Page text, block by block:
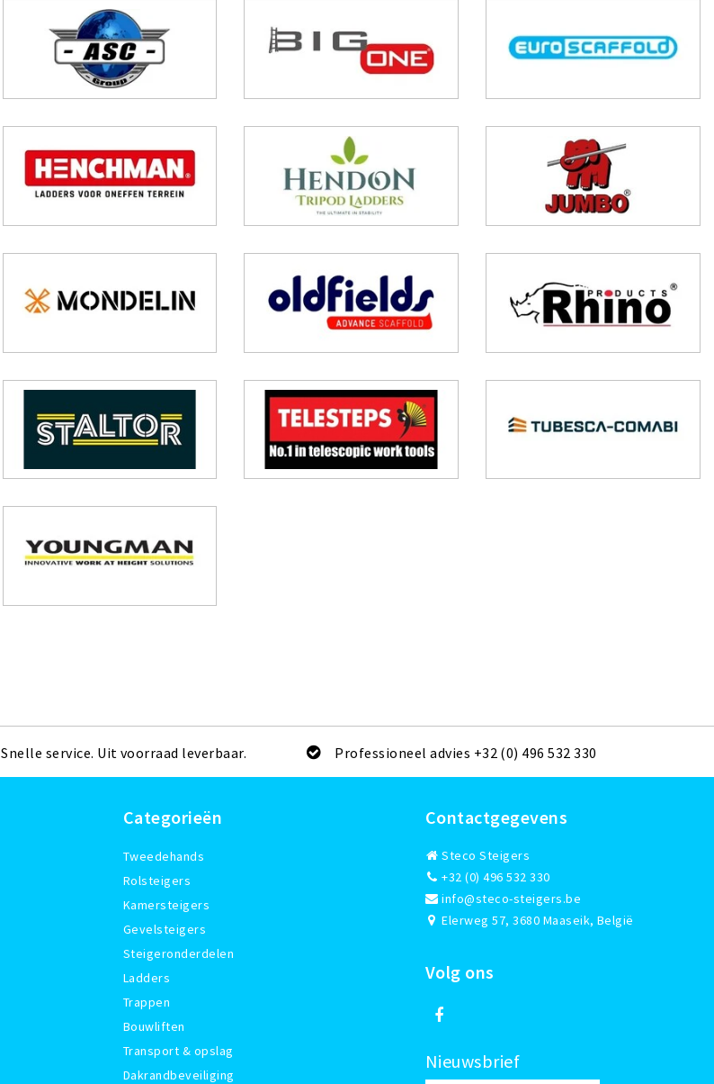
Snelle service. Uit voorraad leverbaar. Professioneel advies +32 (0) 496 532 330
Categorieën
Tweedehands
Rolsteigers
Kamersteigers
Gevelsteigers
Steigeronderdelen
Ladders
Trappen
Bouwliften
Transport & opslag
Dakrandbeveiliging
Contactgegevens
Steco Steigers
+32 (0) 496 532 330
info@steco-steigers.be
Elerweg 57, 3680 Maaseik, België
Volg ons
Nieuwsbrief